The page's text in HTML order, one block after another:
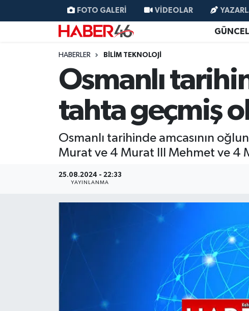
FOTO GALERI VIDEOLAR
GÜNCEL
HABERLER BİLİM TEKNOLOJİ
Osmanlı
tahta geçmiş
Osmanlı tarihinde amcasının
Murat ve 4 Murat III Mehmet ve 4
25.08.2024 - 22:33
YAYINLANMA
GÜNCEL
EKONOMİ
Nöbetçi Eczaneler
Kahramanmaraş Namaz Vakitleri
Trafik Durumu
Süper Lig Puan Durumu ve Fikstür